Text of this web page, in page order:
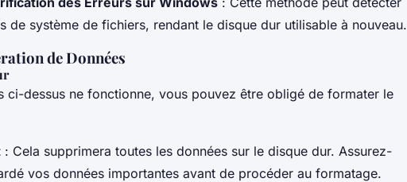
de système de fichiers, rendant le disque dur utilisable à nouveau.
de Données
ci-dessus ne fonctionne, vous pouvez être obligé de formater le
: Cela supprimera toutes les données sur le disque dur. Assurez-
vos données importantes avant de procéder au formatage.